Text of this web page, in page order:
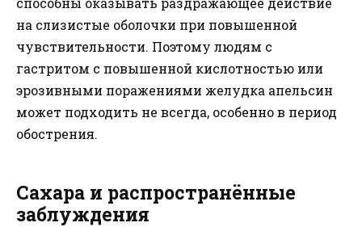
на слизистые оболочки при повышенной
чувствительности. Поэтому людям с
гастритом с повышенной кислотностью или
эрозивными поражениями желудка апельсин
может подходить не всегда, особенно в период
обострения.
Сахара и распространённые
заблуждения